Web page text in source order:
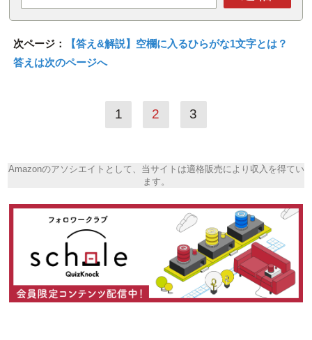
次ページ：
【答え&解説】空欄に入るひらがな1文字とは？
答えは次のページへ
1 2 3
Amazonのアソシエイトとして、当サイトは適格販売により収入を得てい
ます。